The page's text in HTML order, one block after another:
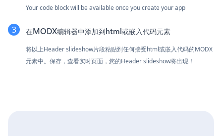
Your code block will be available once you create your app
在MODX编辑器中添加到html或嵌入代码元素
将以上Header slideshow片段粘贴到任何接受html或嵌入代码的MODX
元素中。保存，查看实时页面，您的Header slideshow将出现！